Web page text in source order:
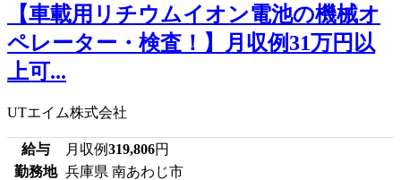
【車載用リチウムイオン電池の機械オ
ペレーター・検査！】月収例31万円以
上可...
UTエイム株式会社
給与 月収例319,806円
勤務地 兵庫県 南あわじ市